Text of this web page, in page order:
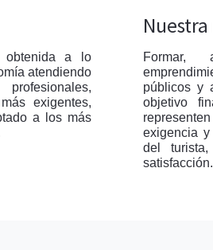
obtenida a lo
atendiendo
exigentes,
a los más
Formar,
públicos y
objetivo
exigencia
del
satisfacción.